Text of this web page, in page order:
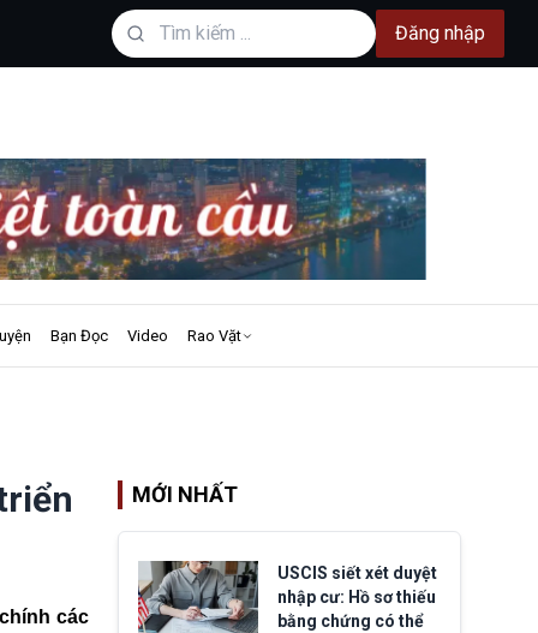
Đăng nhập
Bạn Đọc Video Rao Vặt
các
MỚI NHẤT
USCIS siết xét duyệt
nhập cư: Hồ sơ thiếu
bằng chứng có thể